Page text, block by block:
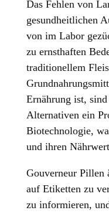
Das Fehlen von
gesundheitlichen
von im Labor
zu ernsthaften
traditionellem
Ernährung ist,
Alternativen ein
Biotechnologie,
und ihren
Gouverneur Pillen
auf Etiketten zu
zu informieren,